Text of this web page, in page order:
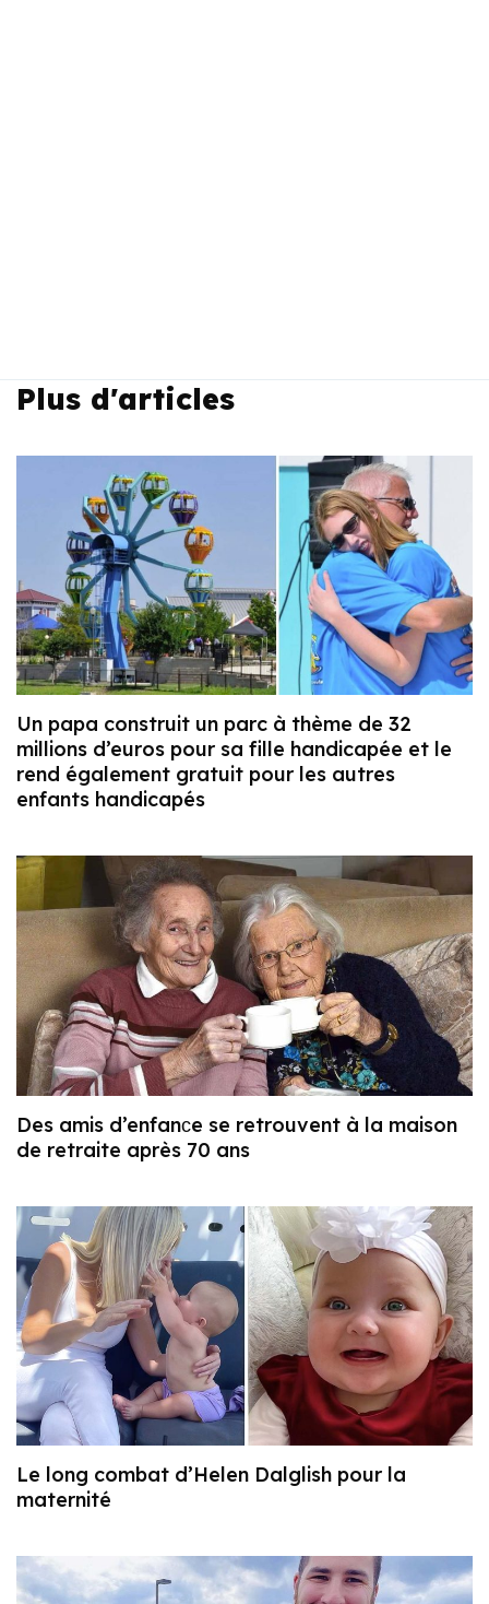
Plus d'articles
Un papa construit un parc à thème de 32
millions d’euros pour sa fille handicapée et le
rend également gratuit pour les autres
enfants handicapés
Des amis d’enfanсe se retrouvent à la maison
de retraite après 70 ans
Le long combat d’Helen Dalglish pour la
maternité